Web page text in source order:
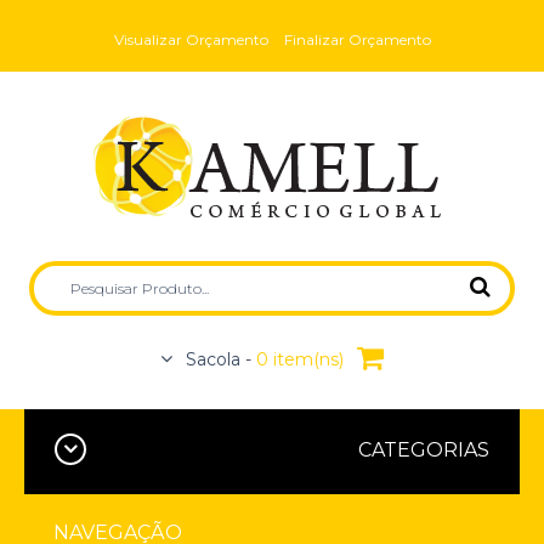
Visualizar Orçamento Finalizar Orçamento
Sacola - 0 item(ns)
CATEGORIAS
NAVEGAÇÃO